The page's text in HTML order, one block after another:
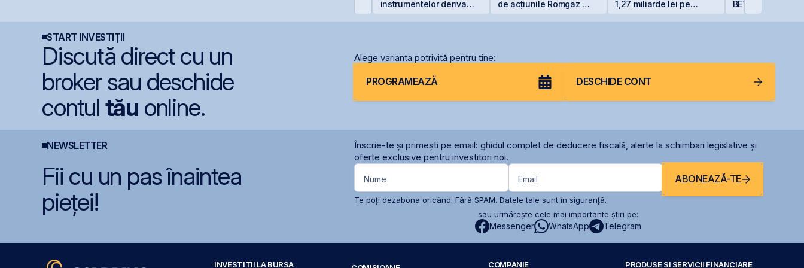
instrumentelor derivate
de acțiunile Romgaz și
1,27 miliarde lei pe
BET +33% și
capitalizare
START INVESTIȚII
Discută direct cu un
broker sau deschide
contul tău online.
Alege varianta potrivită pentru tine:
PROGRAMEAZĂ DESCHIDE CONT
NEWSLETTER
Înscrie-te și primești pe email: ghidul complet de deducere fiscală, alerte la schimbari legislative și
oferte exclusive pentru investitori noi.
Fii cu un pas înaintea
pieței!
Nume Email ABONEAZĂ-TE
Te poți dezabona oricând. Fără SPAM. Datele tale sunt în siguranță.
sau urmărește cele mai importante știri pe:
Messenger WhatsApp Telegram
INVESTIȚII LA BURSA COMPANIE PRODUSE ȘI SERVICII FINANCIARE